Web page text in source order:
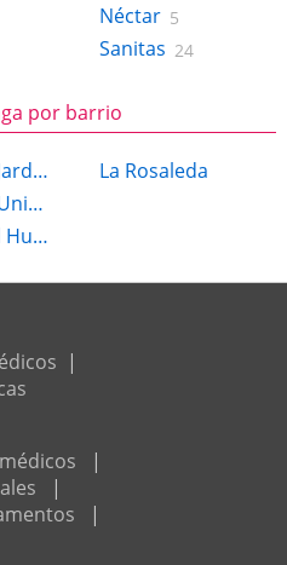
Néctar 5
Sanitas 24
por barrio
Ciudad Jardín
Ciudad Universitaria
Cruz del Humilladero
La Rosaleda
|
|
|
|